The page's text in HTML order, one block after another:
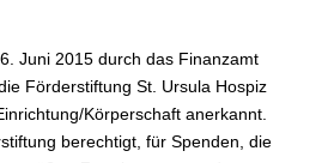
Juni 2015 durch das Finanzamt
Förderstiftung St. Ursula Hospiz
Körperschaft anerkannt.
berechtigt, für Spenden, die